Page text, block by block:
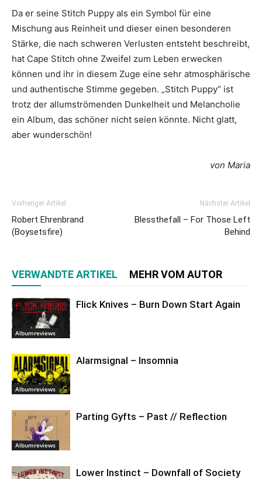
Da er seine Stitch Puppy als ein Symbol für eine
Mischung aus Reinheit und dieser einen besonderen
Stärke, die nach schweren Verlusten entsteht beschreibt,
hat Cape Stitch ohne Zweifel zum Leben erwecken
können und ihr in diesem Zuge eine sehr atmosphärische
und authentische Stimme gegeben. „Stitch Puppy“ ist
trotz der allumströmenden Dunkelheit und Melancholie
ein Album, das schöner nicht seien könnte. Nicht glatt,
aber wunderschön!
von Maria
Vorheriger Artikel
Robert Ehrenbrand
(Boysetsfire)
Nächster Artikel
Blessthefall – For Those Left
Behind
VERWANDTE ARTIKEL MEHR VOM AUTOR
Albumreviews
Flick Knives – Burn Down Start Again
Albumreviews
Alarmsignal – Insomnia
Albumreviews
Parting Gyfts – Past // Reflection
Lower Instinct – Downfall of Society